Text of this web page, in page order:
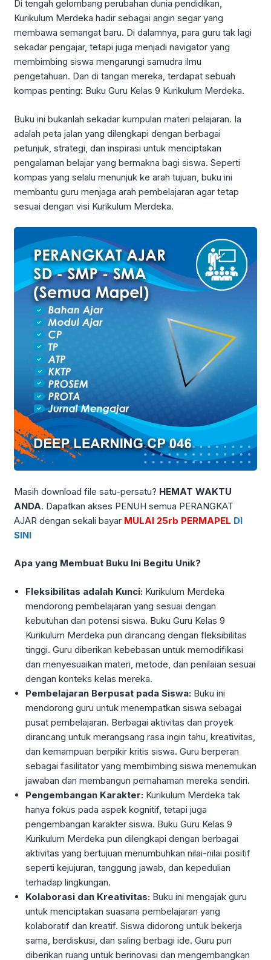
Di tengah gelombang perubahan dunia pendidikan,
Kurikulum Merdeka hadir sebagai angin segar yang
membawa semangat baru. Di dalamnya, para guru tak lagi
sekadar pengajar, tetapi juga menjadi navigator yang
membimbing siswa mengarungi samudra ilmu
pengetahuan. Dan di tangan mereka, terdapat sebuah
kompas penting: Buku Guru Kelas 9 Kurikulum Merdeka.
Buku ini bukanlah sekadar kumpulan materi pelajaran. Ia
adalah peta jalan yang dilengkapi dengan berbagai
petunjuk, strategi, dan inspirasi untuk menciptakan
pengalaman belajar yang bermakna bagi siswa. Seperti
kompas yang selalu menunjuk ke arah tujuan, buku ini
membantu guru menjaga arah pembelajaran agar tetap
sesuai dengan visi Kurikulum Merdeka.
Masih download file satu-persatu? HEMAT WAKTU
ANDA. Dapatkan akses PENUH semua PERANGKAT
AJAR dengan sekali bayar MULAI 25rb PERMAPEL DI
SINI
Apa yang Membuat Buku Ini Begitu Unik?
Fleksibilitas adalah Kunci: Kurikulum Merdeka
mendorong pembelajaran yang sesuai dengan
kebutuhan dan potensi siswa. Buku Guru Kelas 9
Kurikulum Merdeka pun dirancang dengan fleksibilitas
tinggi. Guru diberikan kebebasan untuk memodifikasi
dan menyesuaikan materi, metode, dan penilaian sesuai
dengan konteks kelas mereka.
Pembelajaran Berpusat pada Siswa: Buku ini
mendorong guru untuk menempatkan siswa sebagai
pusat pembelajaran. Berbagai aktivitas dan proyek
dirancang untuk merangsang rasa ingin tahu, kreativitas,
dan kemampuan berpikir kritis siswa. Guru berperan
sebagai fasilitator yang membimbing siswa menemukan
jawaban dan membangun pemahaman mereka sendiri.
Pengembangan Karakter: Kurikulum Merdeka tak
hanya fokus pada aspek kognitif, tetapi juga
pengembangan karakter siswa. Buku Guru Kelas 9
Kurikulum Merdeka pun dilengkapi dengan berbagai
aktivitas yang bertujuan menumbuhkan nilai-nilai positif
seperti kejujuran, tanggung jawab, dan kepedulian
terhadap lingkungan.
Kolaborasi dan Kreativitas: Buku ini mengajak guru
untuk menciptakan suasana pembelajaran yang
kolaboratif dan kreatif. Siswa didorong untuk bekerja
sama, berdiskusi, dan saling berbagi ide. Guru pun
diberikan ruang untuk berinovasi dan mengembangkan